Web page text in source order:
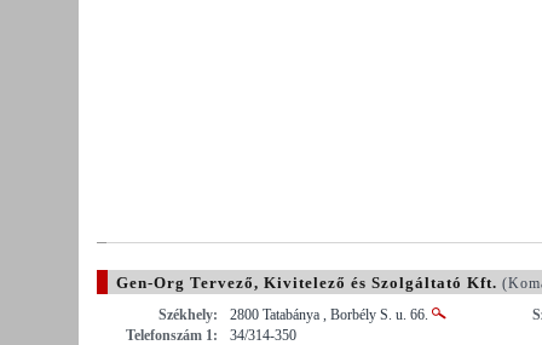
Gen-Org Tervező, Kivitelező és Szolgáltató Kft.
Székhely:
2800 Tatabánya , Borbély S. u. 66.
Telefonszám 1:
34/314-350